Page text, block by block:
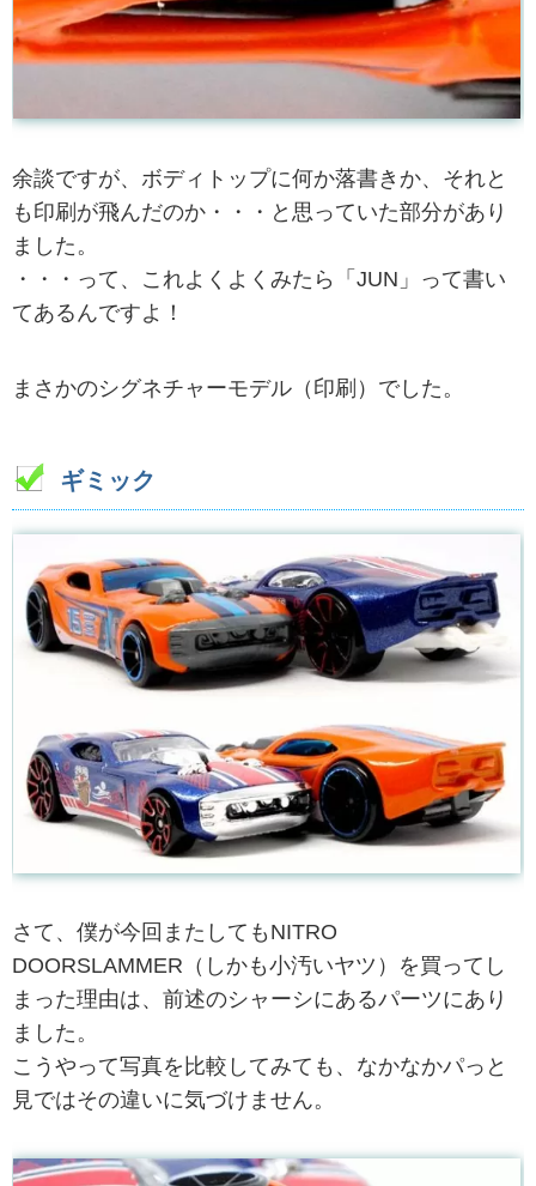
余談ですが、ボディトップに何か落書きか、それと
も印刷が飛んだのか・・・と思っていた部分があり
ました。
・・・って、これよくよくみたら「JUN」って書い
てあるんですよ！
まさかのシグネチャーモデル（印刷）でした。
ギミック
さて、僕が今回またしてもNITRO
DOORSLAMMER（しかも小汚いヤツ）を買ってし
まった理由は、前述のシャーシにあるパーツにあり
ました。
こうやって写真を比較してみても、なかなかパっと
見ではその違いに気づけません。